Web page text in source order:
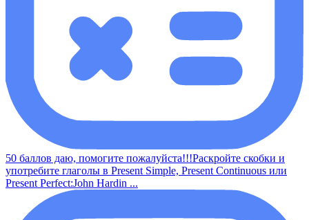
50 баллов даю, помогите пожалуйста!!!Раскройте скобки и
употребите глаголы в Present Simple, Present Continuous или
Present Perfect:John Hardin ...